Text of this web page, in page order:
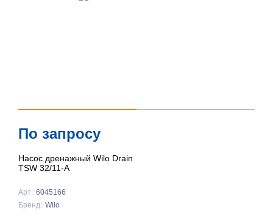
По запросу
Насос дренажный Wilo Drain
TSW 32/11-A
Арт: 6045166
Бренд: Wilo